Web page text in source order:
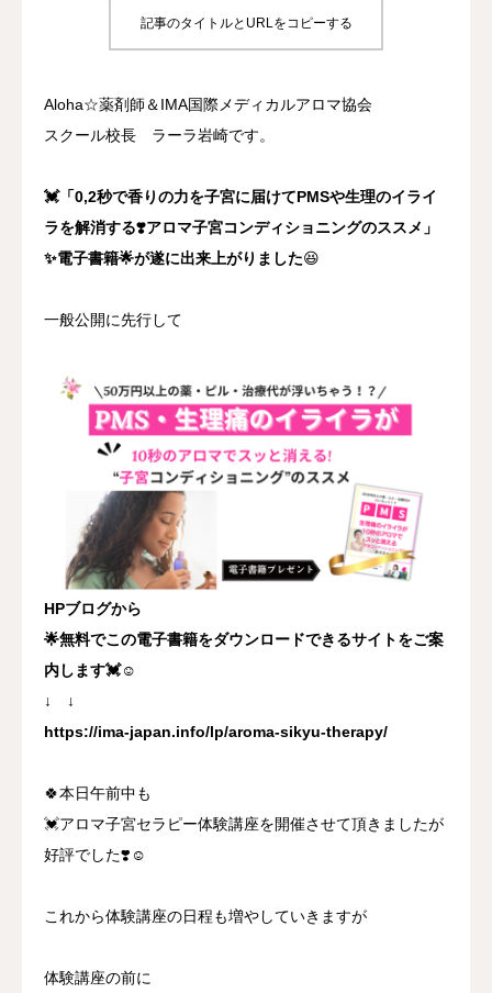
記事のタイトルとURLをコピーする
Aloha☆薬剤師＆IMA国際メディカルアロマ協会
スクール校長 ラーラ岩崎です。
💓「0,2秒で香りの力を子宮に届けてPMSや生理のイライ
ラを解消する❣️アロマ子宮コンディショニングのススメ」
✨電子書籍🌟が遂に出来上がりました😆
一般公開に先行して
HPブログから
🌟無料でこの電子書籍をダウンロードできるサイトをご案
内します💓☺️
↓ ↓
https://ima-japan.info/lp/aroma-sikyu-therapy/
🍀本日午前中も
💓アロマ子宮セラピー体験講座を開催させて頂きましたが
好評でした❣️☺️
これから体験講座の日程も増やしていきますが
体験講座の前に